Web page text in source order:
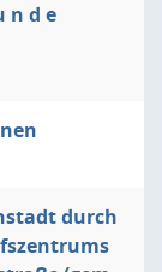
n d e
durch